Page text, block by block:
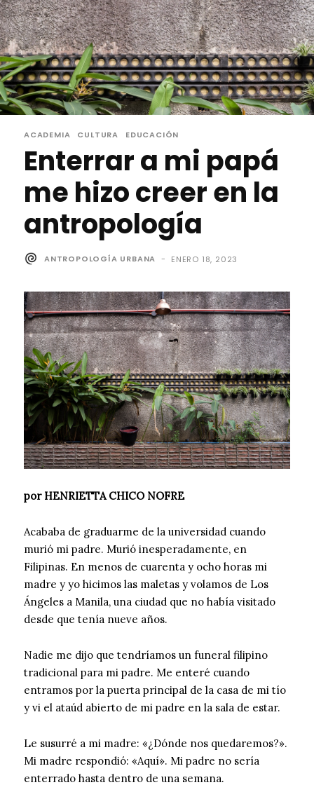
ACADEMIA CULTURA EDUCACIÓN
Enterrar a mi papá
me hizo creer en la
antropología
ANTROPOLOGÍA URBANA - ENERO 18, 2023
por HENRIETTA CHICO NOFRE
Acababa de graduarme de la universidad cuando
murió mi padre. Murió inesperadamente, en
Filipinas. En menos de cuarenta y ocho horas mi
madre y yo hicimos las maletas y volamos de Los
Ángeles a Manila, una ciudad que no había visitado
desde que tenía nueve años.
Nadie me dijo que tendríamos un funeral filipino
tradicional para mi padre. Me enteré cuando
entramos por la puerta principal de la casa de mi tío
y vi el ataúd abierto de mi padre en la sala de estar.
Le susurré a mi madre: «¿Dónde nos quedaremos?».
Mi madre respondió: «Aquí». Mi padre no sería
enterrado hasta dentro de una semana.